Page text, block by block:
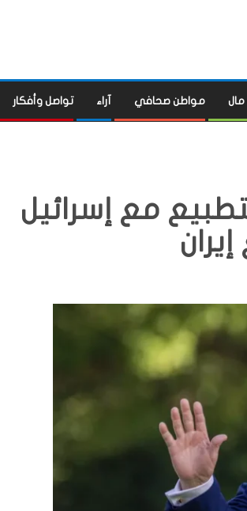
مال مواطن صحافي آراء تواصل وأفكار
مع إسرائيل